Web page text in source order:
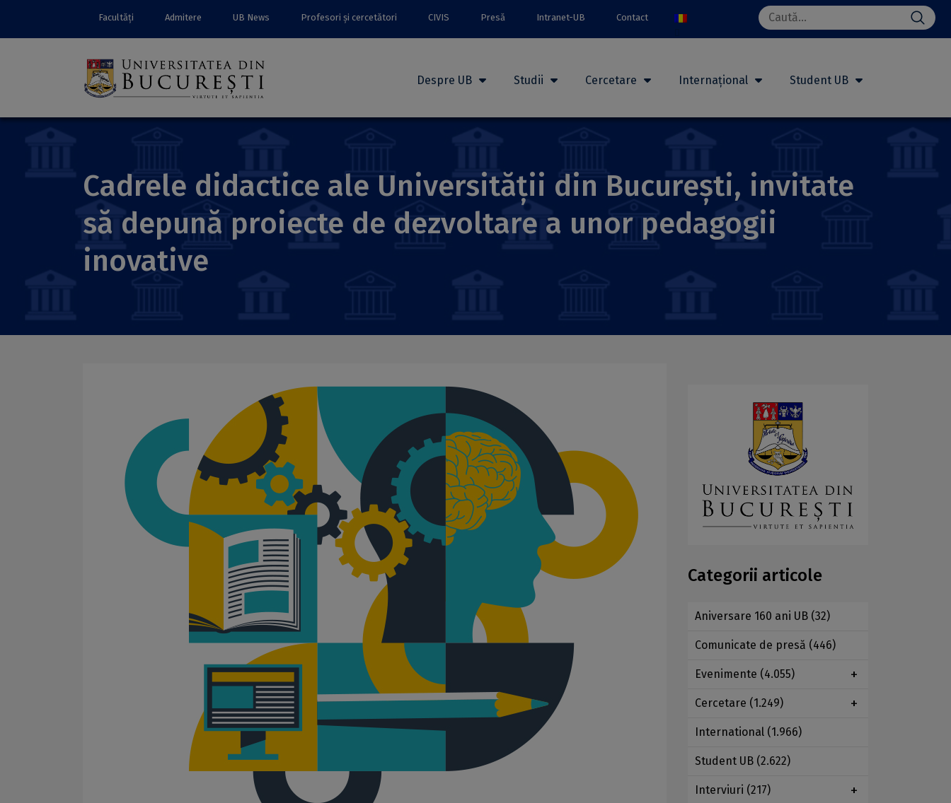
Facultăți Admitere UB News Profesori și cercetători CIVIS Presă Intranet-UB Contact
Search
for:
Despre UB Studii Cercetare Internațional Student UB
Cadrele didactice ale Universității din București, invitate
să depună proiecte de dezvoltare a unor pedagogii
inovative
Categorii articole
Aniversare 160 ani UB (32)
Comunicate de presă (446)
Evenimente (4.055)
Cercetare (1.249)
International (1.966)
Student UB (2.622)
Interviuri (217)